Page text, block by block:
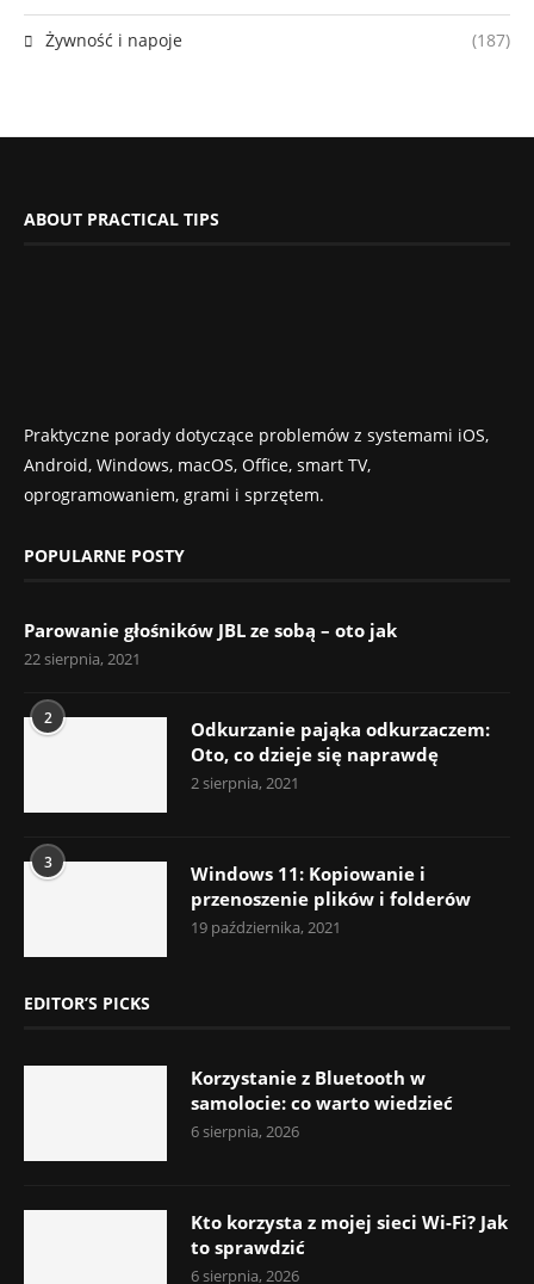
Żywność i napoje (187)
ABOUT PRACTICAL TIPS
Praktyczne porady dotyczące problemów z systemami iOS,
Android, Windows, macOS, Office, smart TV,
oprogramowaniem, grami i sprzętem.
POPULARNE POSTY
Parowanie głośników JBL ze sobą – oto jak
22 sierpnia, 2021
2
Odkurzanie pająka odkurzaczem:
Oto, co dzieje się naprawdę
2 sierpnia, 2021
3
Windows 11: Kopiowanie i
przenoszenie plików i folderów
19 października, 2021
EDITOR’S PICKS
Korzystanie z Bluetooth w
samolocie: co warto wiedzieć
6 sierpnia, 2026
Kto korzysta z mojej sieci Wi-Fi? Jak
to sprawdzić
6 sierpnia, 2026